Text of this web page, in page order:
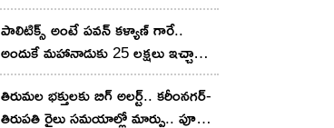
పాలిటిక్స్ అంటే పవన్ కళ్యాణ్ గారే..
అందుకే మహానాడుకు 25 లక్షలు ఇచ్చాను..
నాగవంశీ కామెంట్స్..
తిరుమల భక్తులకు బిగ్ అలర్ట్.. కరీంనగర్-
తిరుపతి రైలు సమయాల్లో మార్పు.. పూర్తి